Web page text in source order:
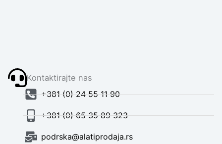
Kontaktirajte nas
+381 (0) 24 55 11 90
+381 (0) 65 35 89 323
podrska@alatiprodaja.rs